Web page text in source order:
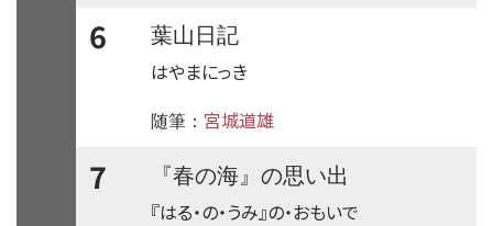
6
葉山日記
はやまにっき
随筆： 宮城道雄
7
『春の海』の思い出
『はる・の・うみ』の・おもいで